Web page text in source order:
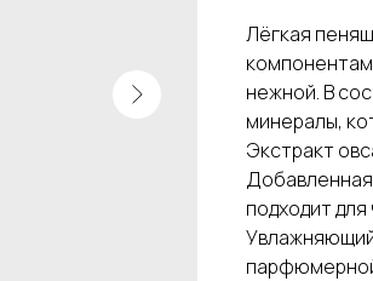
Лёгкая
нежной. В
минералы,
Экстракт
подходит
Увлажняющий